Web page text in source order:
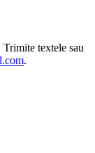
textele sau
.